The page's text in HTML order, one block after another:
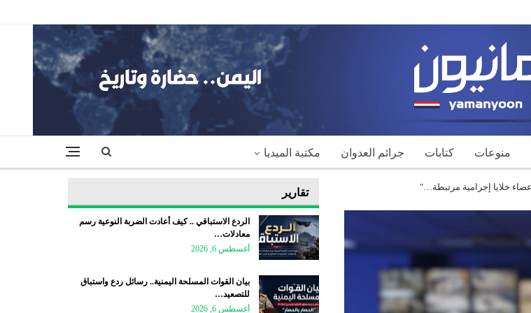
منوعات كتابات جرائم العدوان مكتبة الميديا
تقارير
الردع الاستباقي .. كيف أعادت الضربة النوعية رسم
معادلات…
أغسطس 6, 2026
بيان القوات المسلحة اليمنية.. رسائل ردع واستباق
للتصعيد…
أغسطس 6, 2026